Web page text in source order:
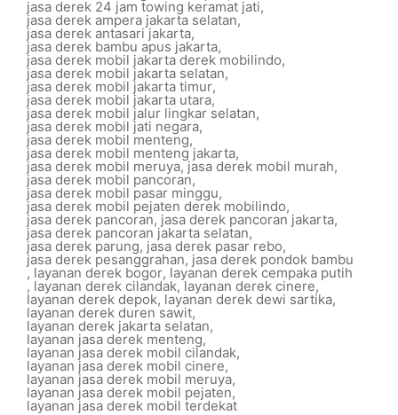
jasa derek 24 jam towing keramat jati,
jasa derek ampera jakarta selatan,
jasa derek antasari jakarta,
jasa derek bambu apus jakarta,
jasa derek mobil jakarta derek mobilindo,
jasa derek mobil jakarta selatan,
jasa derek mobil jakarta timur,
jasa derek mobil jakarta utara,
jasa derek mobil jalur lingkar selatan,
jasa derek mobil jati negara,
jasa derek mobil menteng,
jasa derek mobil menteng jakarta,
jasa derek mobil meruya,jasa derek mobil murah,
jasa derek mobil pancoran,
jasa derek mobil pasar minggu,
jasa derek mobil pejaten derek mobilindo,
jasa derek pancoran, jasa derek pancoran jakarta,
jasa derek pancoran jakarta selatan,
jasa derek parung, jasa derek pasar rebo,
jasa derek pesanggrahan, jasa derek pondok bambu
, layanan derek bogor, layanan derek cempaka putih
, layanan derek cilandak,layanan derek cinere,
layanan derek depok, layanan derek dewi sartika,
layanan derek duren sawit,
layanan derek jakarta selatan,
layanan jasa derek menteng,
layanan jasa derek mobil cilandak,
layanan jasa derek mobil cinere,
layanan jasa derek mobil meruya,
layanan jasa derek mobil pejaten,
layanan jasa derek mobil terdekat